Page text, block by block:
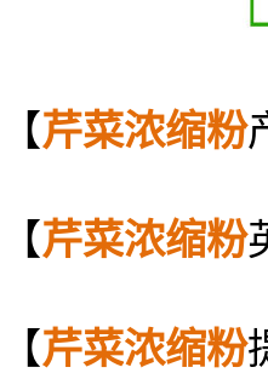
【芹菜浓缩粉
【芹菜浓缩粉
【芹菜浓缩粉